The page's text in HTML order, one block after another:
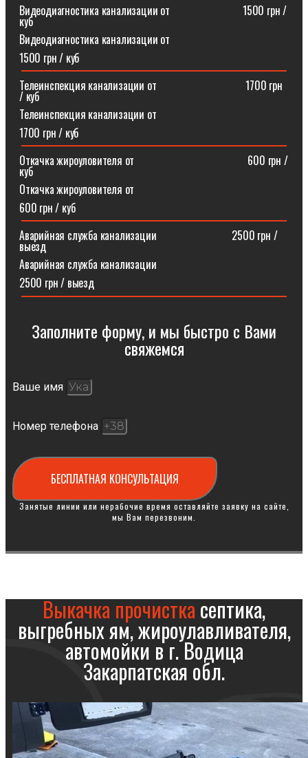
Видеодиагностика канализации от⠀⠀⠀⠀⠀⠀⠀⠀⠀1500 грн /
куб
Видеодиагностика канализации от
1500 грн / куб
Телеинспекция канализации от⠀⠀⠀⠀⠀⠀⠀⠀⠀⠀⠀1700 грн
/ куб
Телеинспекция канализации от
1700 грн / куб
Откачка жироуловителя от⠀⠀⠀⠀⠀⠀⠀⠀⠀⠀⠀⠀⠀⠀600 грн /
куб
Откачка жироуловителя от
600 грн / куб
Аварийная служба канализации ⠀⠀⠀⠀⠀⠀⠀⠀⠀2500 грн /
выезд
Аварийная служба канализации
2500 грн / выезд
Заполните форму, и мы быстро с Вами
свяжемся​
Ваше имя
Номер телефона
БЕСПЛАТНАЯ КОНСУЛЬТАЦИЯ
Занятые линии или нерабочие время оставляйте заявку на сайте,
мы Вам перезвоним.
Выкачка прочисткасептика,
выгребных ям, жироулавливателя,
автомойки в г. Водица
Закарпатская обл.